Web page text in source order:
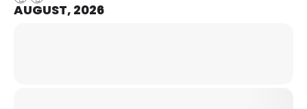
AUGUST, 2026